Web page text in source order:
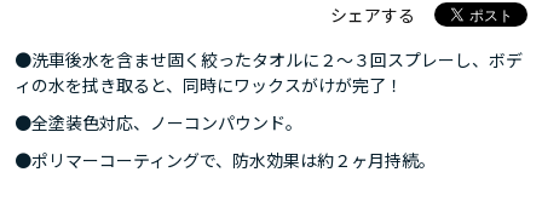
シェアする
●洗車後水を含ませ固く絞ったタオルに２～３回スプレーし、ボデ
ィの水を拭き取ると、同時にワックスがけが完了！
●全塗装色対応、ノーコンパウンド。
●ポリマーコーティングで、防水効果は約２ヶ月持続。